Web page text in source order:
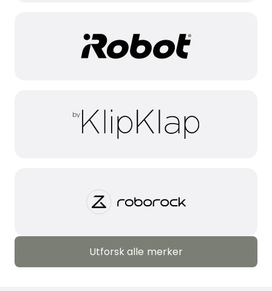
Utforsk alle merker
Utforsk alle merker